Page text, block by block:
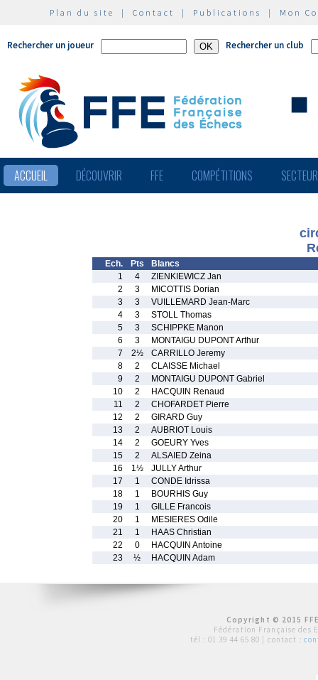
Plan du site | Contact | Publications | Mon
Rechercher un joueur Rechercher un club
ACCUEIL DÉCOUVRIR FFE COMPÉTITIONS
Ech. Pts
Blancs
1
4
ZIENKIEWICZ Jan
2
3
MICOTTIS Dorian
3
3
VUILLEMARD Jean-Marc
4
3
STOLL Thomas
5
3
SCHIPPKE Manon
6
3
MONTAIGU DUPONT Arthur
7
2½
CARRILLO Jeremy
8
2
CLAISSE Michael
9
2
MONTAIGU DUPONT Gabriel
10
2
HACQUIN Renaud
11
2
CHOFARDET Pierre
12
2
GIRARD Guy
13
2
AUBRIOT Louis
14
2
GOEURY Yves
15
2
ALSAIED Zeina
16
1½
JULLY Arthur
17
1
CONDE Idrissa
18
1
BOURHIS Guy
19
1
GILLE Francois
20
1
MESIERES Odile
21
1
HAAS Christian
22
0
HACQUIN Antoine
23
½ HACQUIN Adam
Copyright © 2015
Fédération Française des
tél : 01 39 44 65 80 | contact :